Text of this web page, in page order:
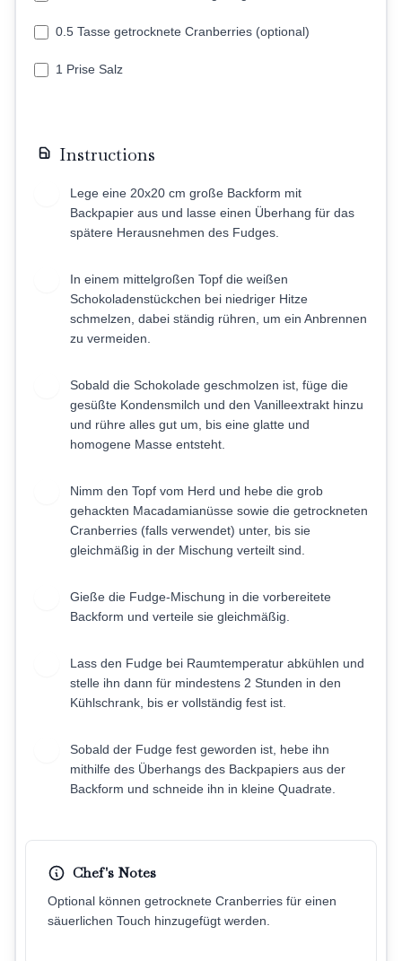
0.5 Tasse getrocknete Cranberries (optional)
1 Prise Salz
Instructions
Lege eine 20x20 cm große Backform mit
Backpapier aus und lasse einen Überhang für das
spätere Herausnehmen des Fudges.
In einem mittelgroßen Topf die weißen
Schokoladenstückchen bei niedriger Hitze
schmelzen, dabei ständig rühren, um ein Anbrennen
zu vermeiden.
Sobald die Schokolade geschmolzen ist, füge die
gesüßte Kondensmilch und den Vanilleextrakt hinzu
und rühre alles gut um, bis eine glatte und
homogene Masse entsteht.
Nimm den Topf vom Herd und hebe die grob
gehackten Macadamianüsse sowie die getrockneten
Cranberries (falls verwendet) unter, bis sie
gleichmäßig in der Mischung verteilt sind.
Gieße die Fudge-Mischung in die vorbereitete
Backform und verteile sie gleichmäßig.
Lass den Fudge bei Raumtemperatur abkühlen und
stelle ihn dann für mindestens 2 Stunden in den
Kühlschrank, bis er vollständig fest ist.
Sobald der Fudge fest geworden ist, hebe ihn
mithilfe des Überhangs des Backpapiers aus der
Backform und schneide ihn in kleine Quadrate.
Chef's Notes
Optional können getrocknete Cranberries für einen
säuerlichen Touch hinzugefügt werden.